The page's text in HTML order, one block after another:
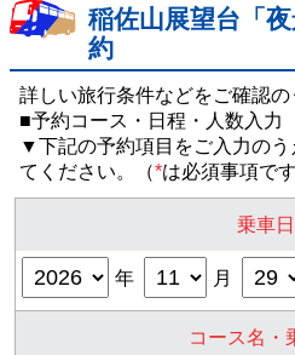
稲佐山展望台「
約
詳しい旅行条件などをご確認の
■予約コース・日程・人数入力
▼下記の予約項目をご入力のう
てください。（*は必須事項です
乗車日
年 月
コース名・